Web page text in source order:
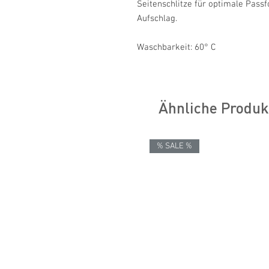
Seitenschlitze für optimale
Aufschlag.
Waschbarkeit: 60° C
Ähnliche
% SALE %